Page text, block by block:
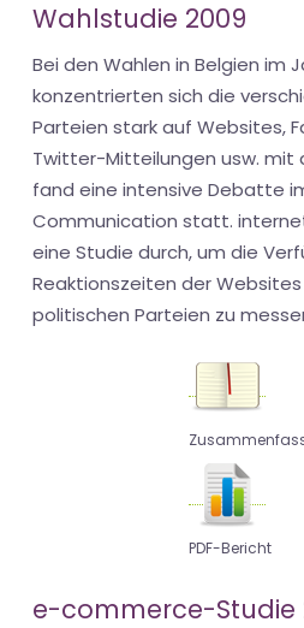
Wahlstudie 2009
Bei den Wahlen in Belgien im
konzentrierten sich die
Parteien stark auf Websites,
Twitter-Mitteilungen usw. mit
fand eine intensive Debatte
Communication statt.
eine Studie durch, um die
Reaktionszeiten der
politischen Parteien zu
PDF-Bericht
e-commerce-Studie